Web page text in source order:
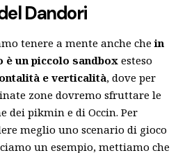
Dandori
tenere a mente anche chein
è un piccolo sandbox esteso
e verticalità, dove per
zone dovremo sfruttare le
dei pikmin e di Occin. Per
meglio uno scenario di gioco
un esempio, mettiamo che